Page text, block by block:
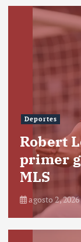
Deportes
Robert
primer
MLS
agosto 2, 2026